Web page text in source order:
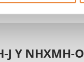
J Y NHXMH-O